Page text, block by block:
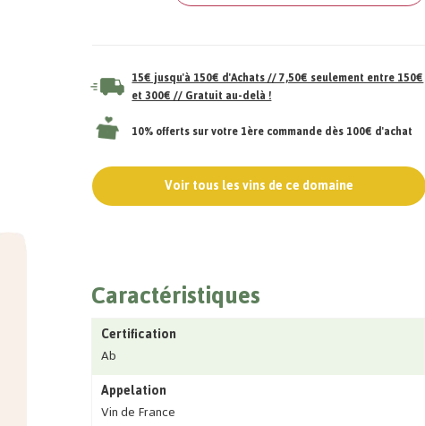
15€ jusqu'à 150€ d'Achats // 7,50€ seulement entre 150€
et 300€ // Gratuit au-delà !
10% offerts sur votre 1ère commande dès 100€ d'achat
Voir tous les vins de ce domaine
Caractéristiques
Certification
Ab
Appelation
Vin de France